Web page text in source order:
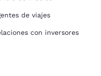
de viajes
con inversores